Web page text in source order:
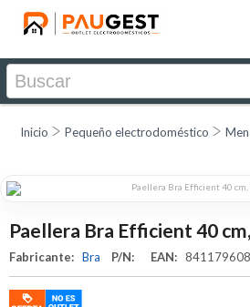
Inicio Pequeño electrodoméstico
Paellera Bra Efficient 40
Fabricante: Bra P/N: EAN: